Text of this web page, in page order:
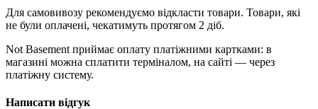
Для самовивозу рекомендуємо відкласти товари. Товари, які
не були оплачені, чекатимуть протягом 2 діб.
Not Basement приймає оплату платіжними картками: в
магазині можна сплатити терміналом, на сайті — через
платіжну систему.
Написати відгук